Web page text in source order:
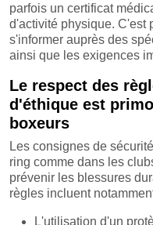
parfois un certificat
d'activité physique. C'est
s'informer auprès des
ainsi que les exigences
Le respect des
d'éthique est
boxeurs
Les consignes de
ring comme dans les
prévenir les blessures
règles incluent
L'utilisation d'un